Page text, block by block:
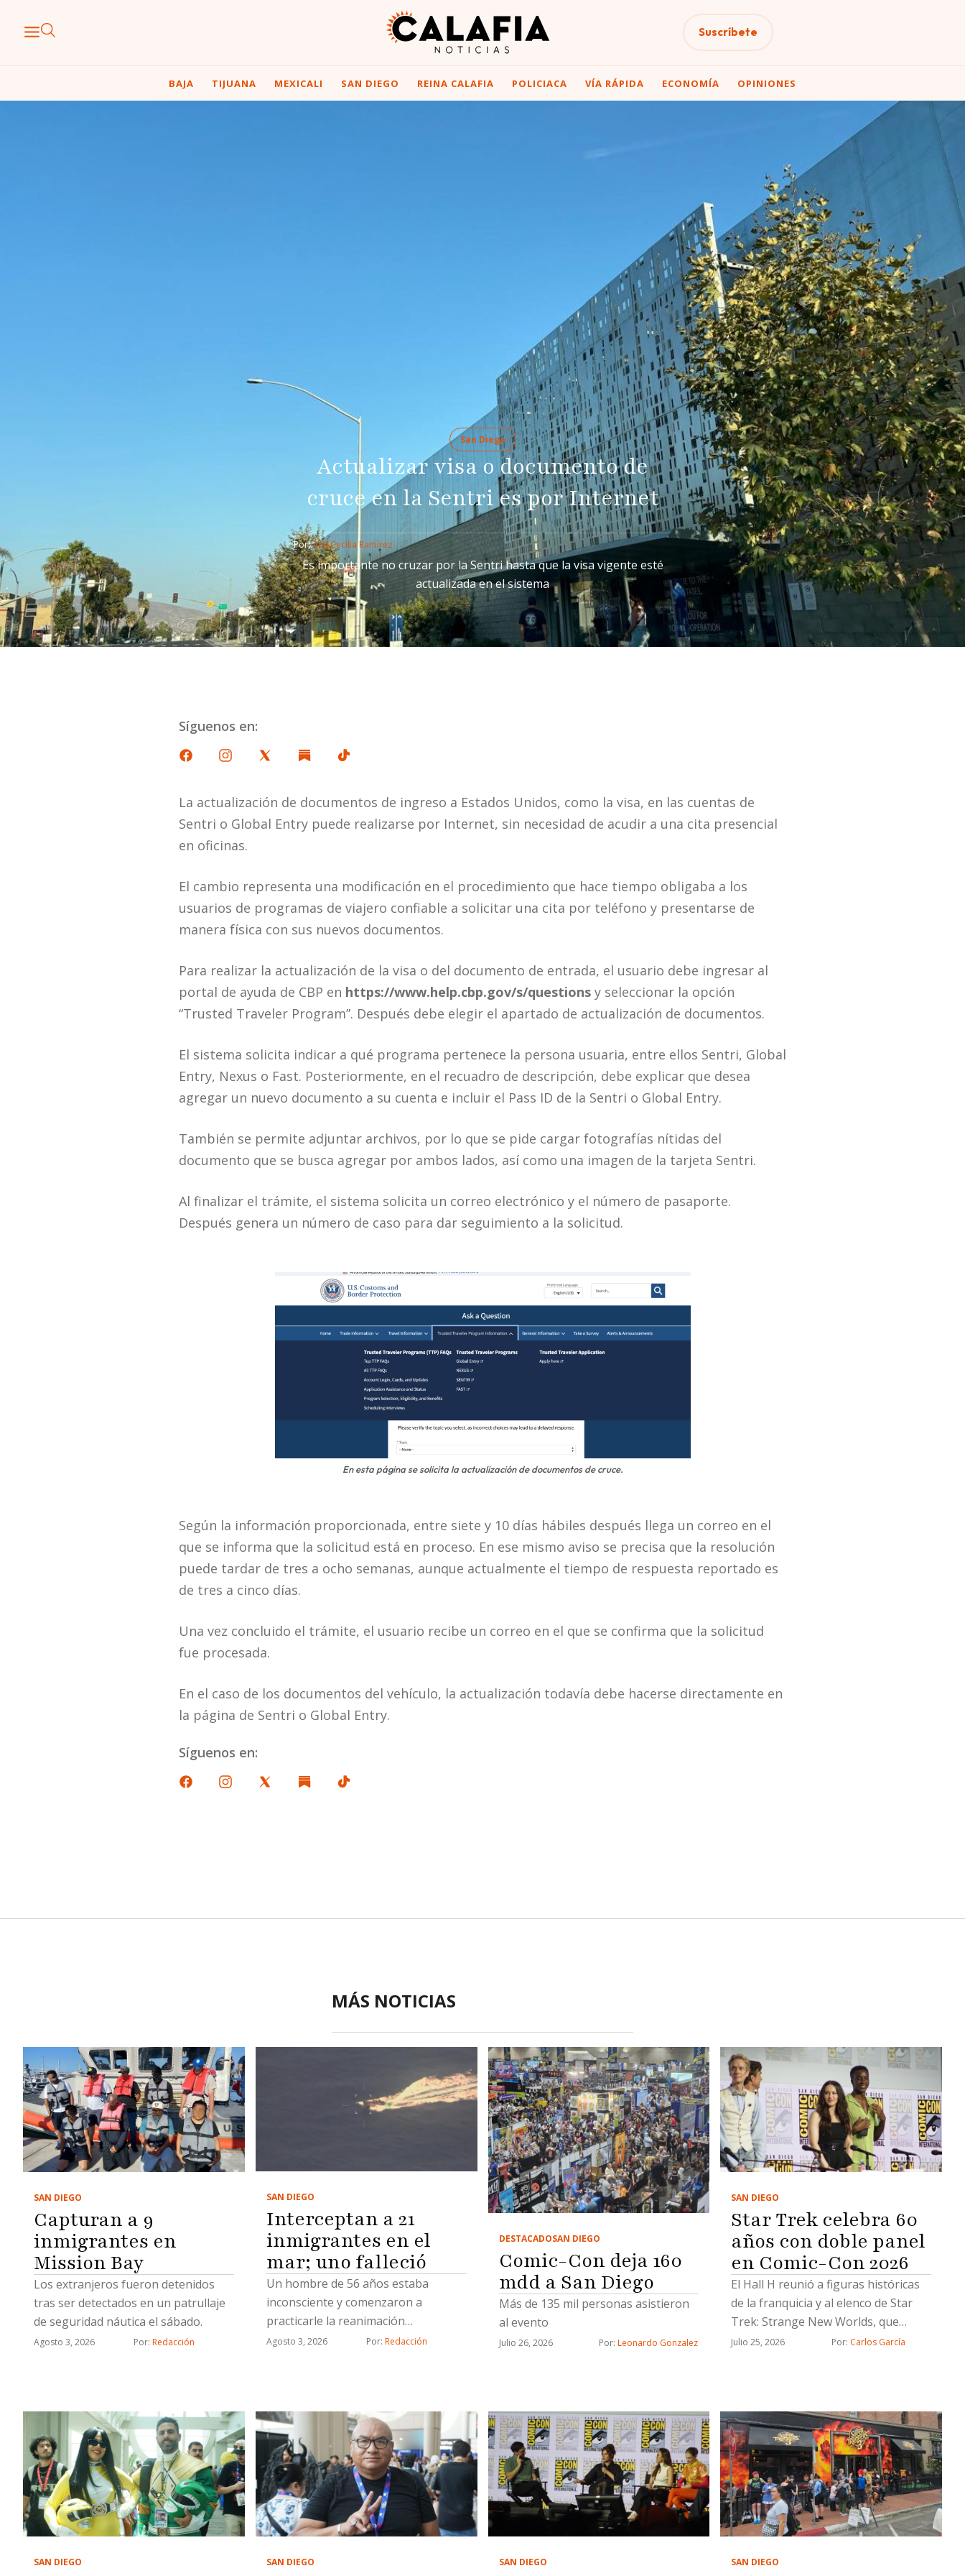
Suscríbete
BAJA TIJUANA MEXICALI SAN DIEGO REINA CALAFIA POLICIACA VÍA RÁPIDA ECONOMÍA OPINIONES
San Diego
Actualizar visa o documento de
cruce en la Sentri es por Internet
Por: Ana Cecilia Ramírez
Es importante no cruzar por la Sentri hasta que la visa vigente esté
actualizada en el sistema
Síguenos en:
La actualización de documentos de ingreso a Estados Unidos, como la visa, en las cuentas de
Sentri o Global Entry puede realizarse por Internet, sin necesidad de acudir a una cita presencial
en oficinas.
El cambio representa una modificación en el procedimiento que hace tiempo obligaba a los
usuarios de programas de viajero confiable a solicitar una cita por teléfono y presentarse de
manera física con sus nuevos documentos.
Para realizar la actualización de la visa o del documento de entrada, el usuario debe ingresar al
portal de ayuda de CBP en https://www.help.cbp.gov/s/questions y seleccionar la opción
“Trusted Traveler Program”. Después debe elegir el apartado de actualización de documentos.
El sistema solicita indicar a qué programa pertenece la persona usuaria, entre ellos Sentri, Global
Entry, Nexus o Fast. Posteriormente, en el recuadro de descripción, debe explicar que desea
agregar un nuevo documento a su cuenta e incluir el Pass ID de la Sentri o Global Entry.
También se permite adjuntar archivos, por lo que se pide cargar fotografías nítidas del
documento que se busca agregar por ambos lados, así como una imagen de la tarjeta Sentri.
Al finalizar el trámite, el sistema solicita un correo electrónico y el número de pasaporte.
Después genera un número de caso para dar seguimiento a la solicitud.
En esta página se solicita la actualización de documentos de cruce.
Según la información proporcionada, entre siete y 10 días hábiles después llega un correo en el
que se informa que la solicitud está en proceso. En ese mismo aviso se precisa que la resolución
puede tardar de tres a ocho semanas, aunque actualmente el tiempo de respuesta reportado es
de tres a cinco días.
Una vez concluido el trámite, el usuario recibe un correo en el que se confirma que la solicitud
fue procesada.
En el caso de los documentos del vehículo, la actualización todavía debe hacerse directamente en
la página de Sentri o Global Entry.
Síguenos en:
MÁS NOTICIAS
SAN DIEGO
Capturan a 9
inmigrantes en
Mission Bay
Los extranjeros fueron detenidos
tras ser detectados en un patrullaje
de seguridad náutica el sábado.
Agosto 3, 2026 Por: Redacción
SAN DIEGO
Interceptan a 21
inmigrantes en el
mar; uno falleció
Un hombre de 56 años estaba
inconsciente y comenzaron a
practicarle la reanimación
cardiopulmonar (RCP)
Agosto 3, 2026 Por: Redacción
DESTACADOSAN DIEGO
Comic-Con deja 160
mdd a San Diego
Más de 135 mil personas asistieron
al evento
Julio 26, 2026 Por: Leonardo Gonzalez
SAN DIEGO
Star Trek celebra 60
años con doble panel
en Comic-Con 2026
El Hall H reunió a figuras históricas
de la franquicia y al elenco de Star
Trek: Strange New Worlds, que
presentó avances de la nueva
Julio 25, 2026 Por: Carlos García
SAN DIEGO SAN DIEGO SAN DIEGO SAN DIEGO